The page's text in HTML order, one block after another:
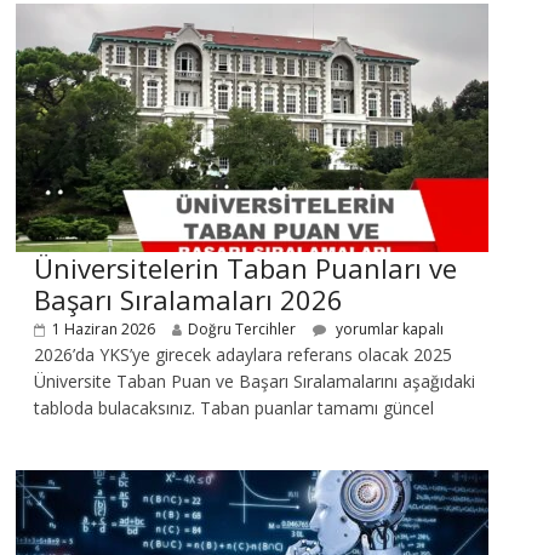
Üniversitelerin Taban Puanları ve
Başarı Sıralamaları 2026
1 Haziran 2026 Doğru Tercihler yorumlar kapalı
2026’da YKS’ye girecek adaylara referans olacak 2025
Üniversite Taban Puan ve Başarı Sıralamalarını aşağıdaki
tabloda bulacaksınız. Taban puanlar tamamı güncel